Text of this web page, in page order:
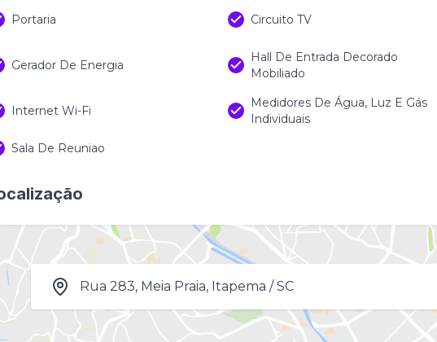
Portaria Circuito TV
Gerador De Energia
Hall De Entrada Decorado
Mobiliado
Internet Wi-Fi
Medidores De Água, Luz E Gás
Individuais
Sala De Reuniao
Rua 283, Meia Praia, Itapema / SC